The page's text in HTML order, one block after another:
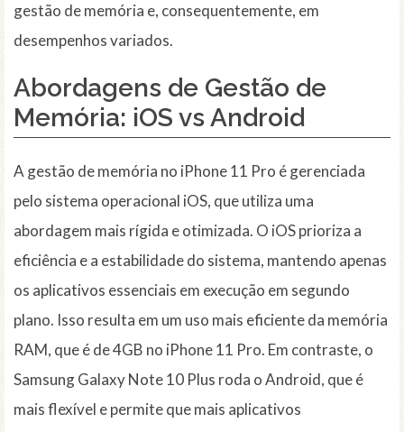
gestão de memória e, consequentemente, em
desempenhos variados.
Abordagens de Gestão de
Memória: iOS vs Android
A gestão de memória no iPhone 11 Pro é gerenciada
pelo sistema operacional iOS, que utiliza uma
abordagem mais rígida e otimizada. O iOS prioriza a
eficiência e a estabilidade do sistema, mantendo apenas
os aplicativos essenciais em execução em segundo
plano. Isso resulta em um uso mais eficiente da memória
RAM, que é de 4GB no iPhone 11 Pro. Em contraste, o
Samsung Galaxy Note 10 Plus roda o Android, que é
mais flexível e permite que mais aplicativos